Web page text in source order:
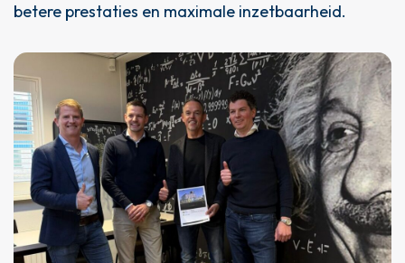
betere prestaties en maximale inzetbaarheid.